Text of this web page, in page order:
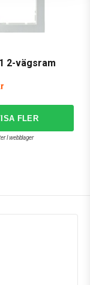
2-vägsram
I webblager